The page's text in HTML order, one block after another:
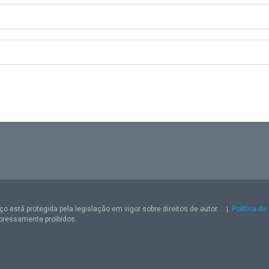
está protegida pela legislação em vigor sobre direitos de autor.
Política de
proibidos.